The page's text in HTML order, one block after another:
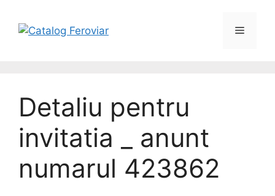
Detaliu pentru
invitatia _ anunt
numarul 423862